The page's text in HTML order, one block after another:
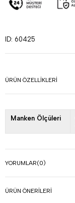
ID: 60425
ÜRÜN ÖZELLIKLERI
Manken Ölçüleri
YORUMLAR(0)
ÜRÜN ÖNERILERI